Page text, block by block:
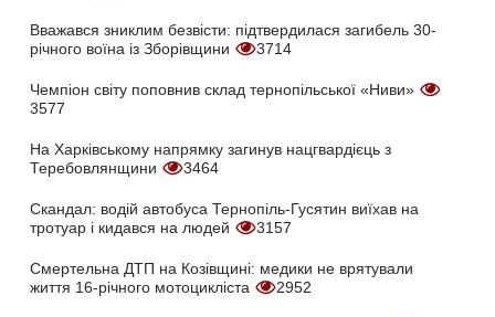
Вважався зниклим безвісти: підтвердилася загибель 30-
річного воїна із Зборівщини
3714
Чемпіон світу поповнив склад тернопільської «Ниви»
3577
На Харківському напрямку загинув нацгвардієць з
Теребовлянщини
3464
Скандал: водій автобуса Тернопіль-Гусятин виїхав на
тротуар і кидався на людей
3157
Смертельна ДТП на Козівщині: медики не врятували
життя 16-річного мотоцикліста
2952